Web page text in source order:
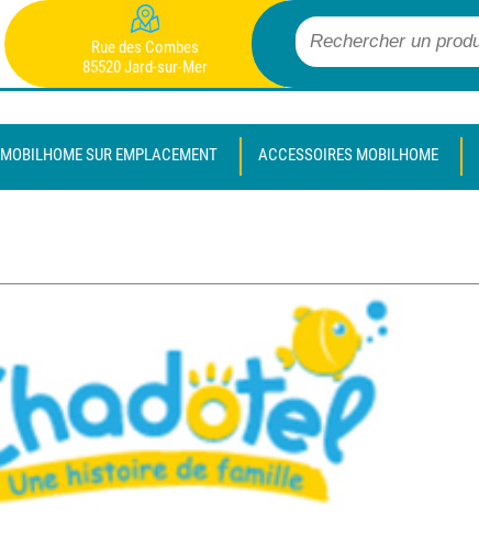
Rue des Combes
85520 Jard-sur-Mer
MOBILHOME SUR EMPLACEMENT ACCESSOIRES MOBILHOME